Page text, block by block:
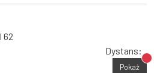
62
Dystans:
Pokaż